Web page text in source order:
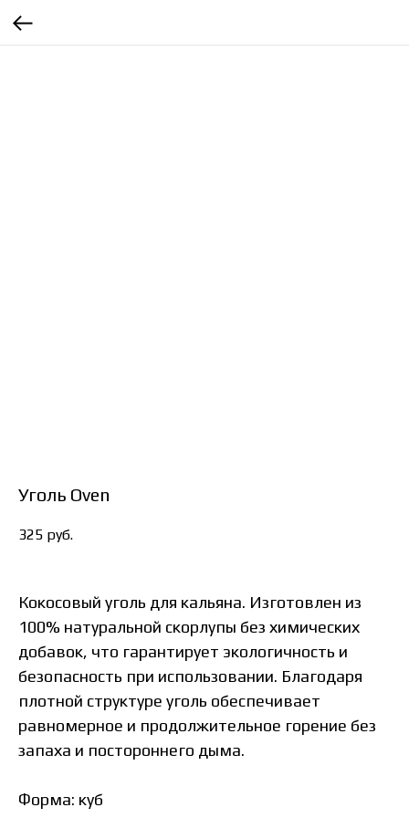
Уголь Oven
325 руб.
Кокосовый уголь для кальяна. Изготовлен из
100% натуральной скорлупы без химических
добавок, что гарантирует экологичность и
безопасность при использовании. Благодаря
плотной структуре уголь обеспечивает
равномерное и продолжительное горение без
запаха и постороннего дыма.
Форма: куб